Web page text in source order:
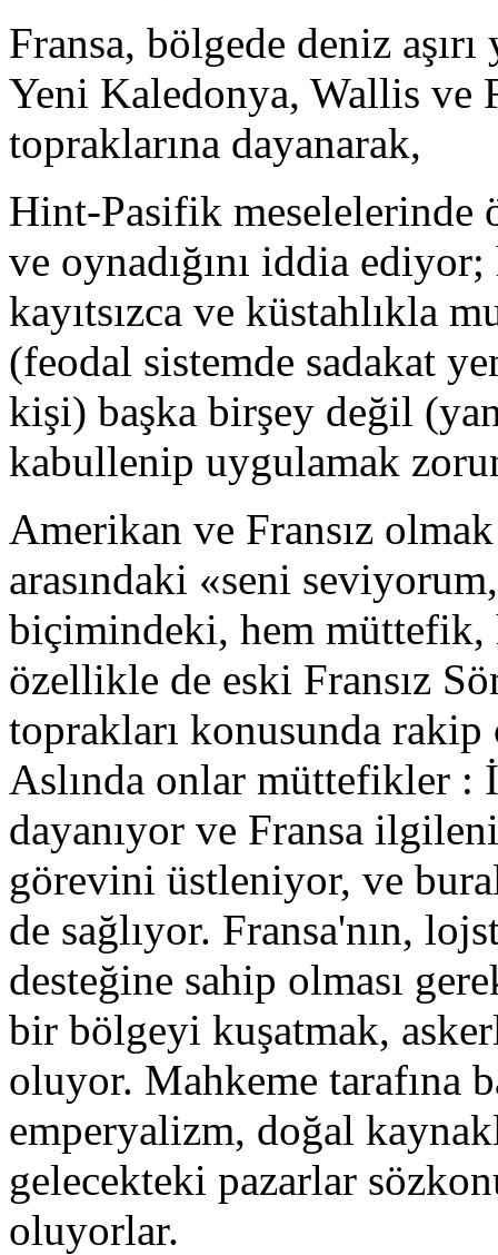
Fransa, bölgede deniz
Yeni Kaledonya, Wallis ve
topraklarına dayanarak,
Hint-Pasifik meselelerinde
ve oynadığını iddia
kayıtsızca ve küstahlıkla
(feodal sistemde sadakat
kişi) başka birşey değil
kabullenip uygulamak
Amerikan ve Fransız
arasındaki «seni
biçimindeki, hem müttefik,
özellikle de eski Fransız
toprakları konusunda
Aslında onlar müttefikler
dayanıyor ve Fransa
görevini üstleniyor, ve
de sağlıyor. Fransa'nın,
desteğine sahip olması
bir bölgeyi kuşatmak,
oluyor. Mahkeme tarafına
emperyalizm, doğal
gelecekteki pazarlar
oluyorlar.